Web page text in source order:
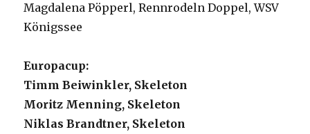
Magdalena Pöpperl, Rennrodeln Doppel, WSV
Königssee
Europacup:
Timm Beiwinkler, Skeleton
Moritz Menning, Skeleton
Niklas Brandtner, Skeleton